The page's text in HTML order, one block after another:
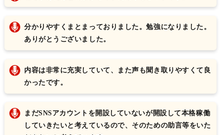
分かりやすくまとまっておりました。勉強になりました。
ありがとうございました。
内容は非常に充実していて、また声も聞き取りやすくて良
かったです。
まだSNSアカウントを開設していないが開設して本格稼働
していきたいと考えているので、そのための助言等をいた